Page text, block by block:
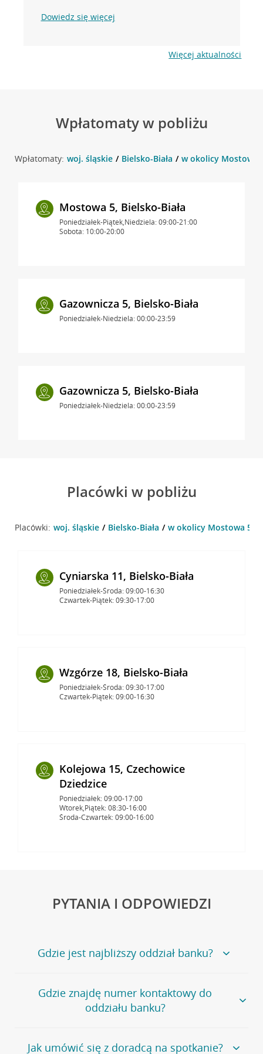
Dowiedz się więcej
Więcej aktualności
Wpłatomaty w pobliżu
Wpłatomaty: woj. śląskie Bielsko-Biała w okolicy Mostowa
Mostowa 5, Bielsko-Biała
Poniedziałek-Piątek,Niedziela: 09:00-21:00
Sobota: 10:00-20:00
Gazownicza 5, Bielsko-Biała
Poniedziałek-Niedziela: 00:00-23:59
Gazownicza 5, Bielsko-Biała
Poniedziałek-Niedziela: 00:00-23:59
Placówki w pobliżu
Placówki: woj. śląskie Bielsko-Biała w okolicy Mostowa 5 ,
Cyniarska 11, Bielsko-Biała
Poniedziałek-Środa: 09:00-16:30
Czwartek-Piątek: 09:30-17:00
Wzgórze 18, Bielsko-Biała
Poniedziałek-Środa: 09:30-17:00
Czwartek-Piątek: 09:00-16:30
Kolejowa 15, Czechowice
Dziedzice
Poniedziałek: 09:00-17:00
Wtorek,Piątek: 08:30-16:00
Środa-Czwartek: 09:00-16:00
PYTANIA I ODPOWIEDZI
Gdzie jest najbliższy oddział banku?
Jeśli szukasz oddziału naszego banku, zapraszamy na
stronęPlacówki i bankomaty, na której znajduje się
wygodna wyszukiwarka.
oddziałów
Gdzie znajdę numer kontaktowy do
oddziału banku?
Bank Credit Agricole nie udostępnia ogólnego numeru
Jak umówić się z doradcą na spotkanie?